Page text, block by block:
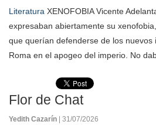
Literatura XENOFOBIA Vicente
expresaban abiertamente su
que querían defenderse de los
Roma en el apogeo del imperio. No
Flor de Chat
Yedith Cazarín
| 31/07/2026